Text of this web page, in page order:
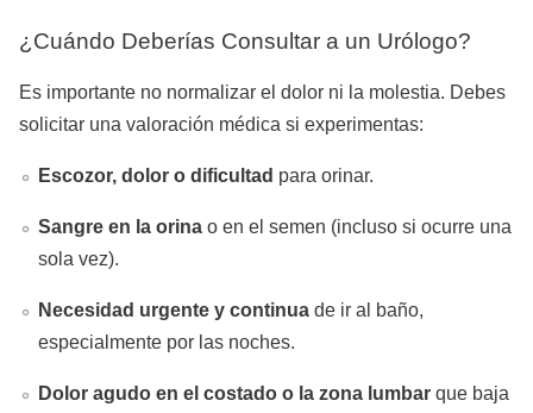
¿Cuándo Deberías Consultar a un Urólogo?
Es importante no normalizar el dolor ni la molestia. Debes
solicitar una valoración médica si experimentas:
Escozor, dolor o dificultad para orinar.
Sangre en la orina o en el semen (incluso si ocurre una
sola vez).
Necesidad urgente y continua de ir al baño,
especialmente por las noches.
Dolor agudo en el costado o la zona lumbar que baja